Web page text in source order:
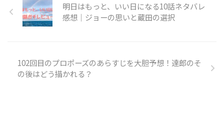
明日はもっと、いい日になる10話ネタバレ
感想｜ジョーの思いと蔵田の選択
102回目のプロポーズのあらすじを大胆予想！達郎のそ
の後はどう描かれる？